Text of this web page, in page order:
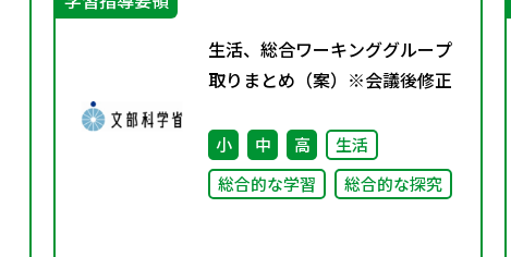
生活、総合ワーキンググループ
取りまとめ（案）※会議後修正
小 中 高
生活
総合的な学習
総合的な探究